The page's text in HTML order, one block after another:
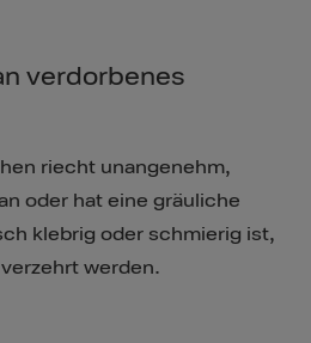
verdorbenes
riecht unangenehm,
oder hat eine gräuliche
klebrig oder schmierig ist,
werden.